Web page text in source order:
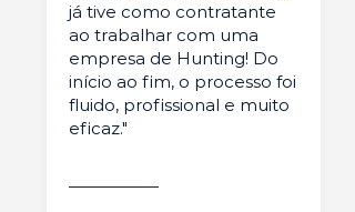
já tive como contratante
ao trabalhar com uma
empresa de Hunting! Do
início ao fim, o processo foi
fluido, profissional e muito
eficaz."